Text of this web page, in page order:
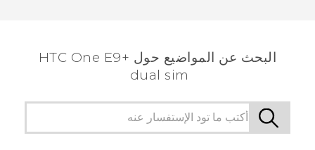
البحث عن المواضيع حول HTC One E9+
dual sim